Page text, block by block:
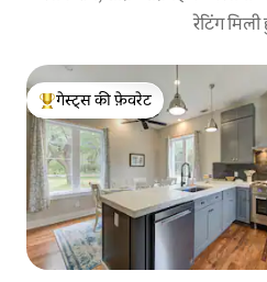
रेटिंग मिली
गेस्ट्स का टॉप फ़ेवरेट
गेस्ट्स की फ़ेवरेट